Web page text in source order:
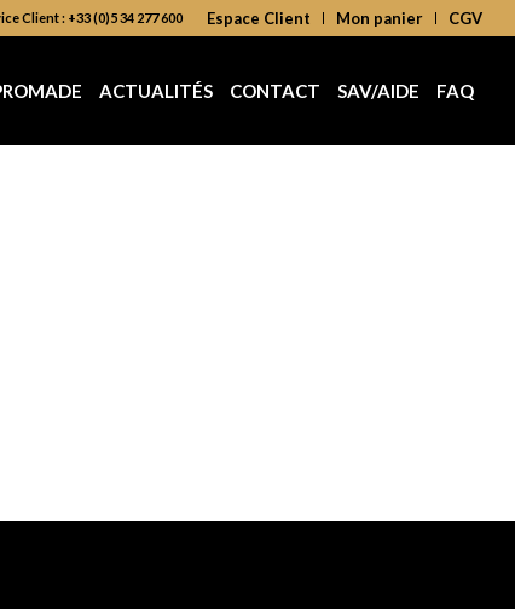
Espace Client Mon panier CGV
Client : +33 (0)5 34 277 600
ACTUALITÉS CONTACT SAV/AIDE FAQ